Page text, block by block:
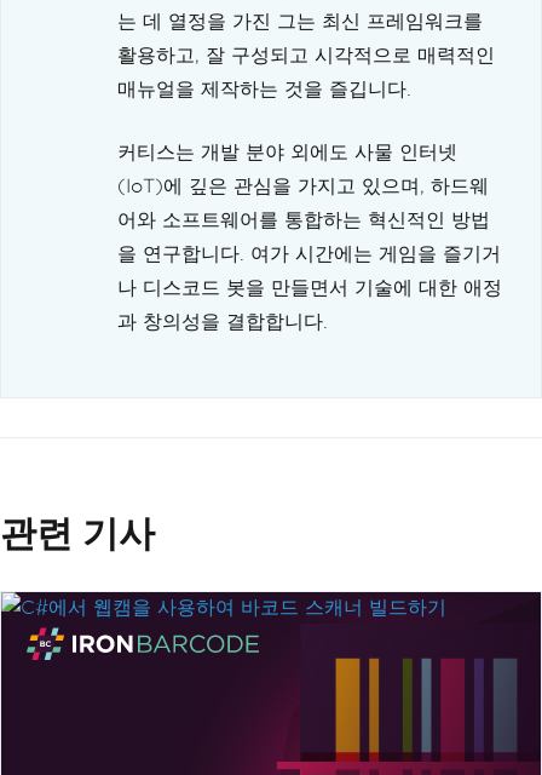
는 데 열정을 가진 그는 최신 프레임워크를
활용하고, 잘 구성되고 시각적으로 매력적인
매뉴얼을 제작하는 것을 즐깁니다.
커티스는 개발 분야 외에도 사물 인터넷
(IoT)에 깊은 관심을 가지고 있으며, 하드웨
어와 소프트웨어를 통합하는 혁신적인 방법
을 연구합니다. 여가 시간에는 게임을 즐기거
나 디스코드 봇을 만들면서 기술에 대한 애정
과 창의성을 결합합니다.
관련 기사